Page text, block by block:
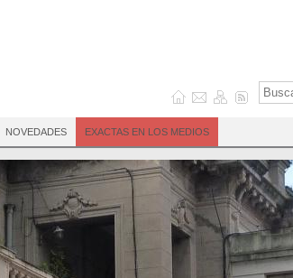
NOVEDADES EXACTAS EN LOS MEDIOS